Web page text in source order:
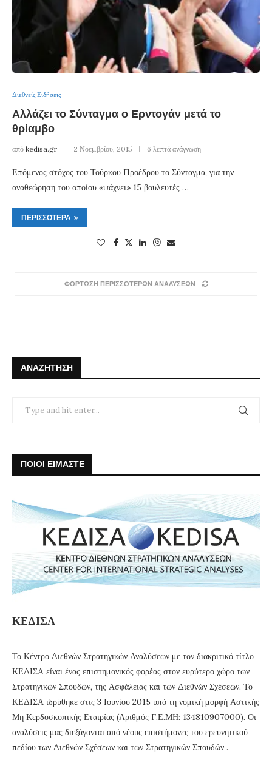
Διεθνείς Ειδήσεις
Αλλάζει το Σύνταγμα ο Ερντογάν μετά το
θρίαμβο
από kedisa.gr 2 Νοεμβρίου, 2015 6 λεπτά ανάγνωση
Επόμενος στόχος του Τούρκου Προέδρου το Σύνταγμα, για την
αναθεώρηση του οποίου «ψάχνει» 15 βουλευτές …
ΠΕΡΙΣΣΌΤΕΡΑ
ΦΟΡΤΩΣΗ ΠΕΡΙΣΣΟΤΕΡΩΝ ΑΝΑΛΥΣΕΩΝ
ΑΝΑΖΉΤΗΣΗ
ΠΟΙΟΙ ΕΙΜΑΣΤΕ
ΚΕΔΙΣΑ
Το Κέντρο Διεθνών Στρατηγικών Αναλύσεων με τον διακριτικό τίτλο
ΚΕΔΙΣΑ είναι ένας επιστημονικός φορέας στον ευρύτερο χώρο των
Στρατηγικών Σπουδών, της Ασφάλειας και των Διεθνών Σχέσεων. Το
ΚΕΔΙΣΑ ιδρύθηκε στις 3 Ιουνίου 2015 υπό τη νομική μορφή Αστικής
Μη Κερδοσκοπικής Εταιρίας (Αριθμός Γ.Ε.ΜΗ: 134810907000). Οι
αναλύσεις μας διεξάγονται από νέους επιστήμονες του ερευνητικού
πεδίου των Διεθνών Σχέσεων και των Στρατηγικών Σπουδών .